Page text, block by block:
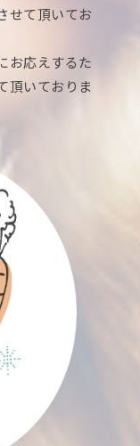
せて頂いてお
お応えするた
頂いておりま